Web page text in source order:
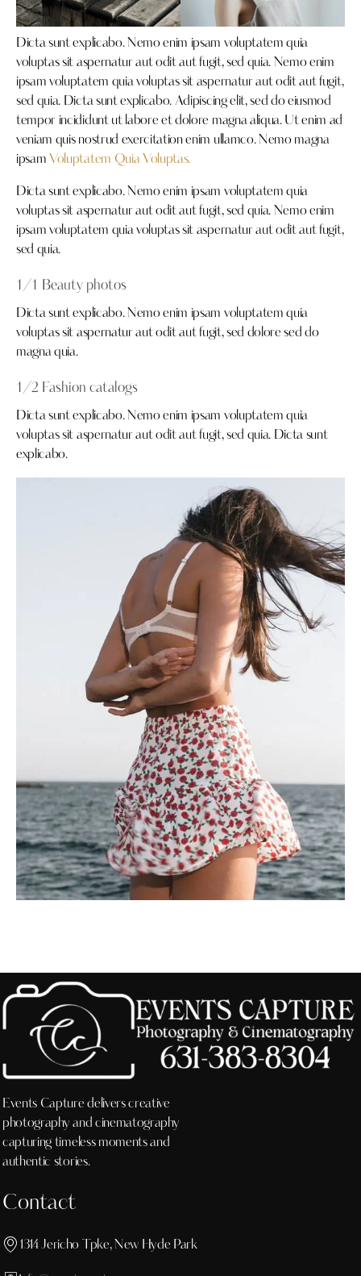
Dicta sunt explicabo. Nemo enim ipsam voluptatem quia
voluptas sit aspernatur aut odit aut fugit, sed quia. Nemo enim
ipsam voluptatem quia voluptas sit aspernatur aut odit aut fugit,
sed quia. Dicta sunt explicabo. Adipiscing elit, sed do eiusmod
tempor incididunt ut labore et dolore magna aliqua. Ut enim ad
veniam quis nostrud exercitation enim ullamco. Nemo magna
ipsam Voluptatem Quia Voluptas.
Dicta sunt explicabo. Nemo enim ipsam voluptatem quia
voluptas sit aspernatur aut odit aut fugit, sed quia. Nemo enim
ipsam voluptatem quia voluptas sit aspernatur aut odit aut fugit,
sed quia.
1/1 Beauty photos
Dicta sunt explicabo. Nemo enim ipsam voluptatem quia
voluptas sit aspernatur aut odit aut fugit, sed dolore sed do
magna quia.
1/2 Fashion catalogs
Dicta sunt explicabo. Nemo enim ipsam voluptatem quia
voluptas sit aspernatur aut odit aut fugit, sed quia. Dicta sunt
explicabo.
Events Capture delivers creative
photography and cinematography
capturing timeless moments and
authentic stories.
Contact
1314 Jericho Tpke, New Hyde Park